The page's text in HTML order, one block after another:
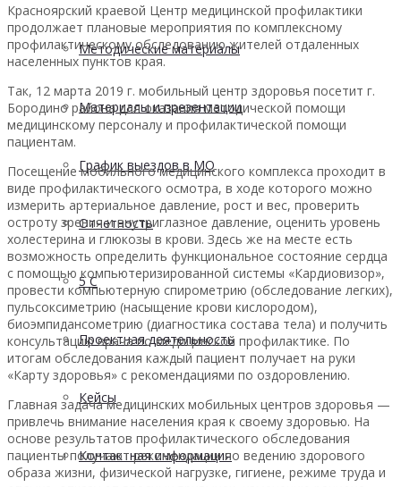
Методические материалы
Материалы и презентации
График выездов в МО
Отчетность
5 С
Проектная деятельность
Кейсы
Контактная информация
Красноярский краевой Центр медицинской профилактики
продолжает плановые мероприятия по комплексному
профилактическому обследованию жителей отдаленных
населенных пунктов края.
Так, 12 марта 2019 г. мобильный центр здоровья посетит г.
Бородино района для оказания методической помощи
медицинскому персоналу и профилактической помощи
пациентам.
Посещение мобильного медицинского комплекса проходит в
виде профилактического осмотра, в ходе которого можно
измерить артериальное давление, рост и вес, проверить
остроту зрения и внутриглазное давление, оценить уровень
холестерина и глюкозы в крови. Здесь же на месте есть
возможность определить функциональное состояние сердца
с помощью компьютеризированной системы «Кардиовизор»,
провести компьютерную спирометрию (обследование легких),
пульсоксиметрию (насыщение крови кислородом),
биоэмпидансометрию (диагностика состава тела) и получить
консультацию врача по медицинской профилактике. По
итогам обследования каждый пациент получает на руки
«Карту здоровья» с рекомендациями по оздоровлению.
Главная задача медицинских мобильных центров здоровья —
привлечь внимание населения края к своему здоровью. На
основе результатов профилактического обследования
пациенты получают рекомендации по ведению здорового
образа жизни, физической нагрузке, гигиене, режиме труда и